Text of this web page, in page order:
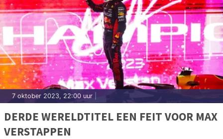
7 oktober 2023, 22:00 uur
DERDE WERELDTITEL EEN FEIT VOOR MAX
VERSTAPPEN